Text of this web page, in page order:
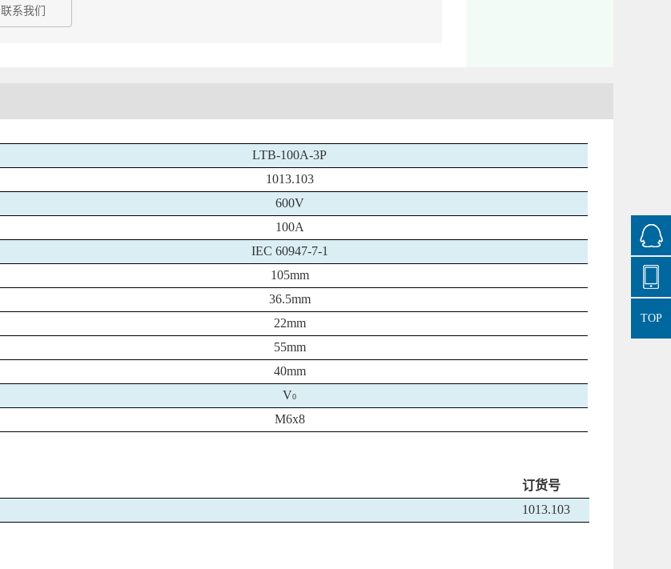
TOP
联系我们
LTB-100A-3P
1013.103
600V
100A
IEC 60947-7-1
105mm
36.5mm
22mm
55mm
40mm
V0
M6x8
订货号
1013.103